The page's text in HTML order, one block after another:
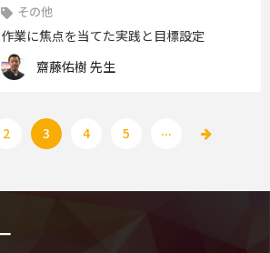
その他
作業に焦点を当てた実践と目標設定
齋藤佑樹 先生
2 3 4 5 ...